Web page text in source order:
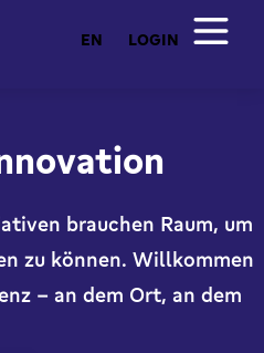
EN LOGIN
brauchen Raum, um
zu können. Willkommen
– an dem Ort, an dem